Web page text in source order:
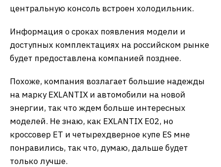
центральную консоль встроен холодильник.
Информация о сроках появления модели и
доступных комплектациях на российском рынке
будет предоставлена компанией позднее.
Похоже, компания возлагает большие надежды
на марку EXLANTIX и автомобили на новой
энергии, так что ждем больше интересных
моделей. Не знаю, как EXLANTIX E02, но
кроссовер ET и четырехдверное купе ES мне
понравились, так что, думаю, дальше будет
только лучше.